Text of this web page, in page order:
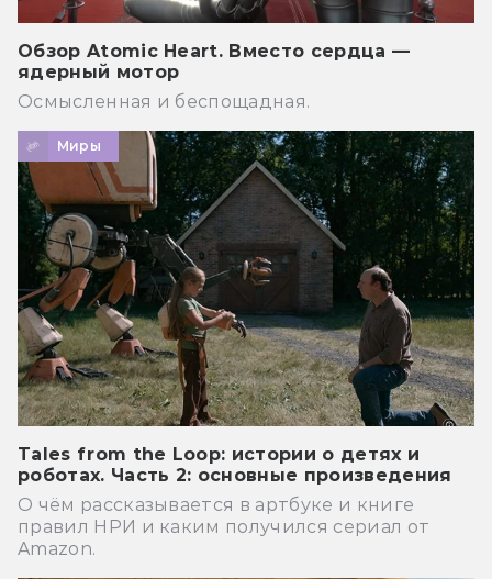
Обзор Atomic Heart. Вместо сердца —
ядерный мотор
Осмысленная и беспощадная.
Миры
Tales from the Loop: истории о детях и
роботах. Часть 2: основные произведения
О чём рассказывается в артбуке и книге
правил НРИ и каким получился сериал от
Amazon.